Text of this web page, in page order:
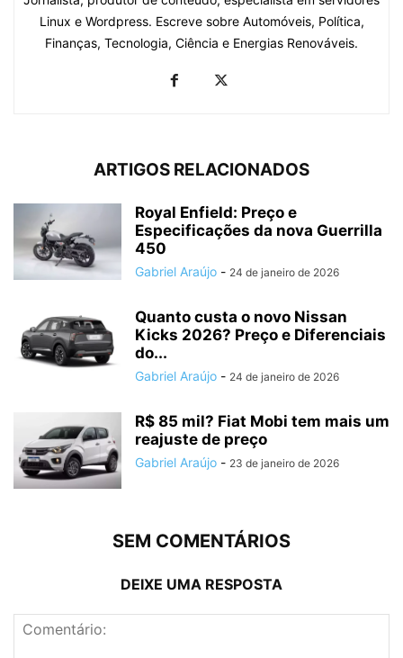
Linux e Wordpress. Escreve sobre Automóveis, Política,
Finanças, Tecnologia, Ciência e Energias Renováveis.
ARTIGOS RELACIONADOS
Royal Enfield: Preço e
Especificações da nova Guerrilla
450
Gabriel Araújo - 24 de janeiro de 2026
Quanto custa o novo Nissan
Kicks 2026? Preço e Diferenciais
do...
Gabriel Araújo - 24 de janeiro de 2026
R$ 85 mil? Fiat Mobi tem mais um
reajuste de preço
Gabriel Araújo - 23 de janeiro de 2026
SEM COMENTÁRIOS
DEIXE UMA RESPOSTA